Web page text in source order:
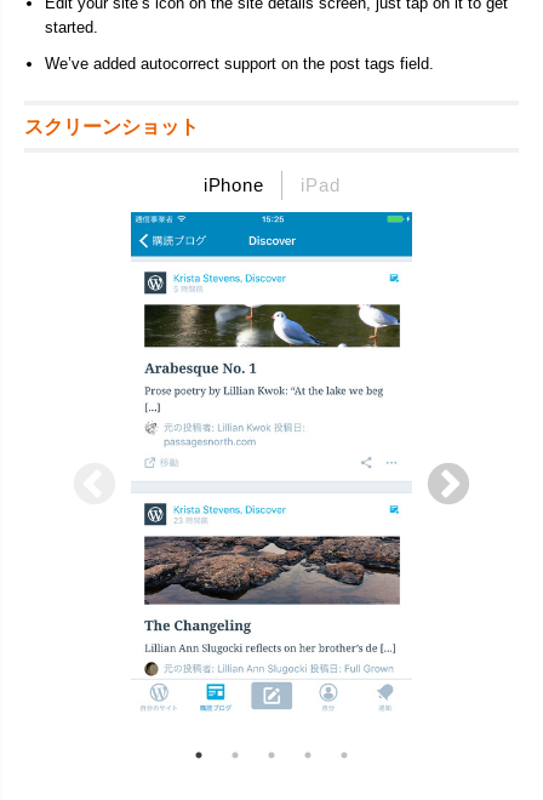
started.
We’ve added autocorrect support on the post tags field.
スクリーンショット
iPhone iPad